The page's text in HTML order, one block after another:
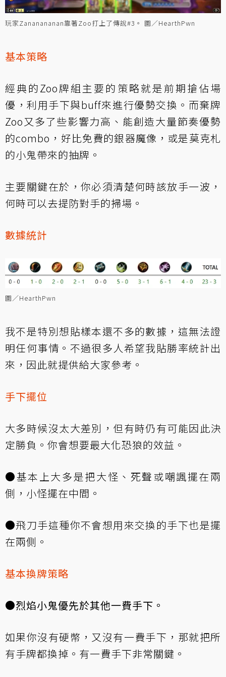
玩家Zananananan靠著Zoo打上了傳說#3。 圖／HearthPwn
基本策略
經典的Zoo牌組主要的策略就是前期搶佔場
優，利用手下與buff來進行優勢交換。而棄牌
Zoo又多了些影響力高、能創造大量節奏優勢
的combo，好比免費的銀器魔像，或是莫克札
的小鬼帶來的抽牌。
主要關鍵在於，你必須清楚何時該放手一波，
何時可以去提防對手的掃場。
數據統計
圖／HearthPwn
我不是特別想貼樣本還不多的數據，這無法證
明任何事情。不過很多人希望我貼勝率統計出
來，因此就提供給大家參考。
手下擺位
大多時候沒太大差別，但有時仍有可能因此決
定勝負。你會想要最大化恐狼的效益。
●基本上大多是把大怪、死聲或嘲諷擺在兩
側，小怪擺在中間。
●飛刀手這種你不會想用來交換的手下也是擺
在兩側。
基本換牌策略
●烈焰小鬼優先於其他一費手下。
如果你沒有硬幣，又沒有一費手下，那就把所
有手牌都換掉。有一費手下非常關鍵。